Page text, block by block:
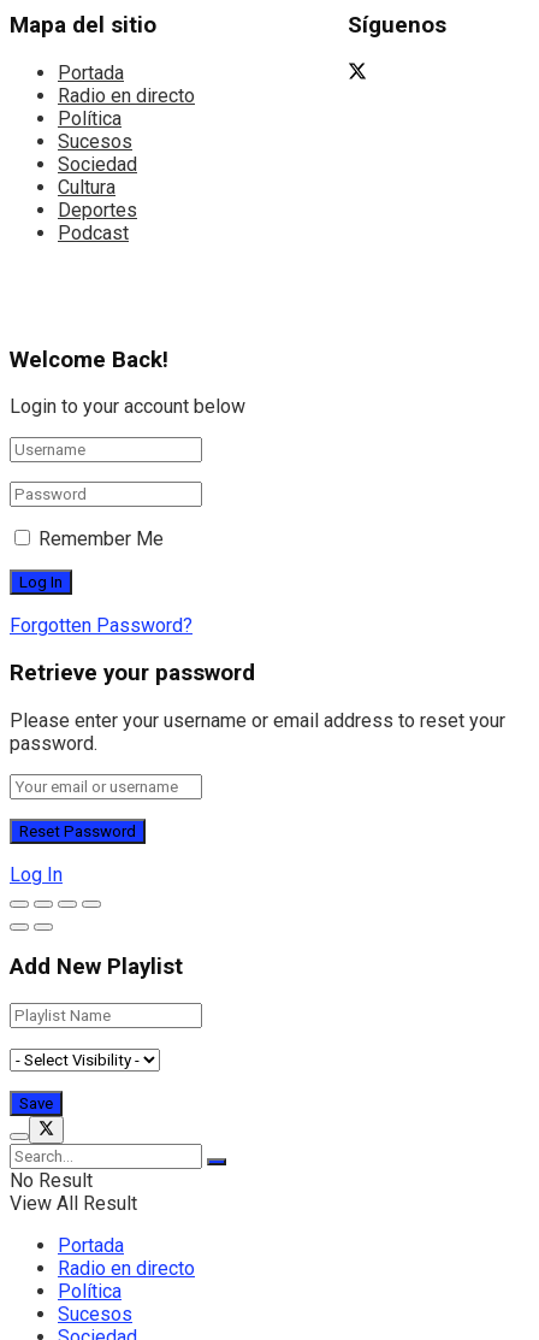
Mapa del sitio
Portada
Radio en directo
Política
Sucesos
Sociedad
Cultura
Deportes
Podcast
Síguenos
Welcome Back!
Login to your account below
Remember Me
Forgotten Password?
Retrieve your password
Please enter your username or email address to reset your
password.
Log In
Add New Playlist
No Result
View All Result
Portada
Radio en directo
Política
Sucesos